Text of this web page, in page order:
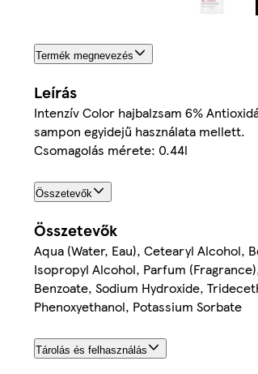
Termék megnevezés
Leírás
Intenzív Color hajbalzsam 6%
sampon egyidejű használata mellett.
Csomagolás mérete: 0.44l
Összetevők
Összetevők
Aqua (Water, Eau), Cetearyl Alcohol,
Isopropyl Alcohol, Parfum
Benzoate, Sodium Hydroxide,
Phenoxyethanol, Potassium Sorbate
Tárolás és felhasználás